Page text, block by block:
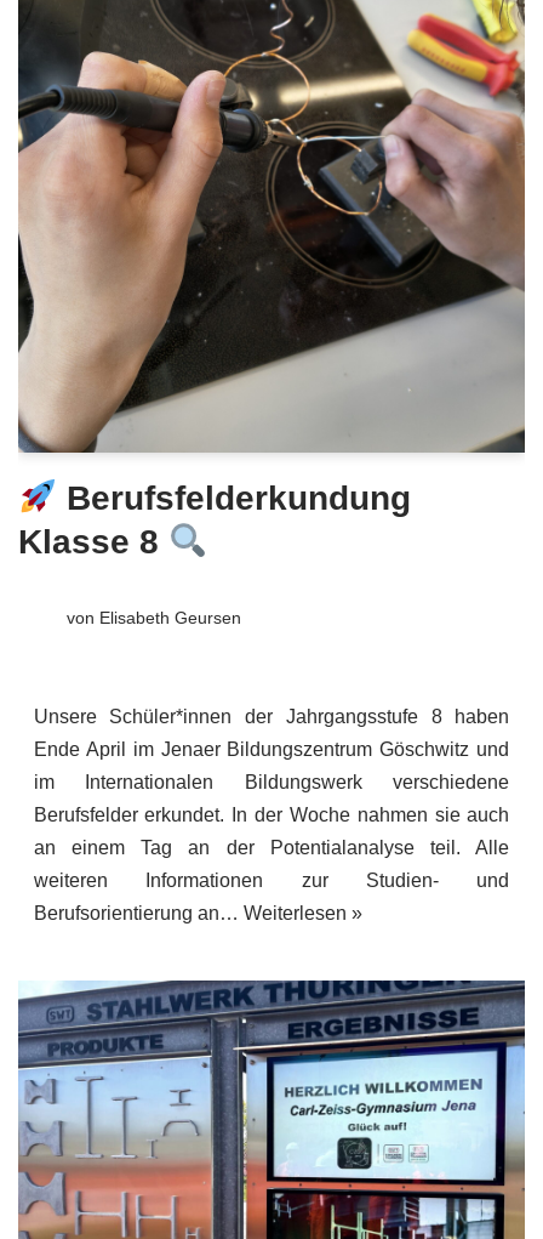
Berufsfelderkundung
Klasse 8
von Elisabeth Geursen
Unsere Schüler*innen der Jahrgangsstufe 8 haben
Ende April im Jenaer Bildungszentrum Göschwitz und
im Internationalen Bildungswerk verschiedene
Berufsfelder erkundet. In der Woche nahmen sie auch
an einem Tag an der Potentialanalyse teil. Alle
weiteren Informationen zur Studien- und
Berufsorientierung an… Weiterlesen »